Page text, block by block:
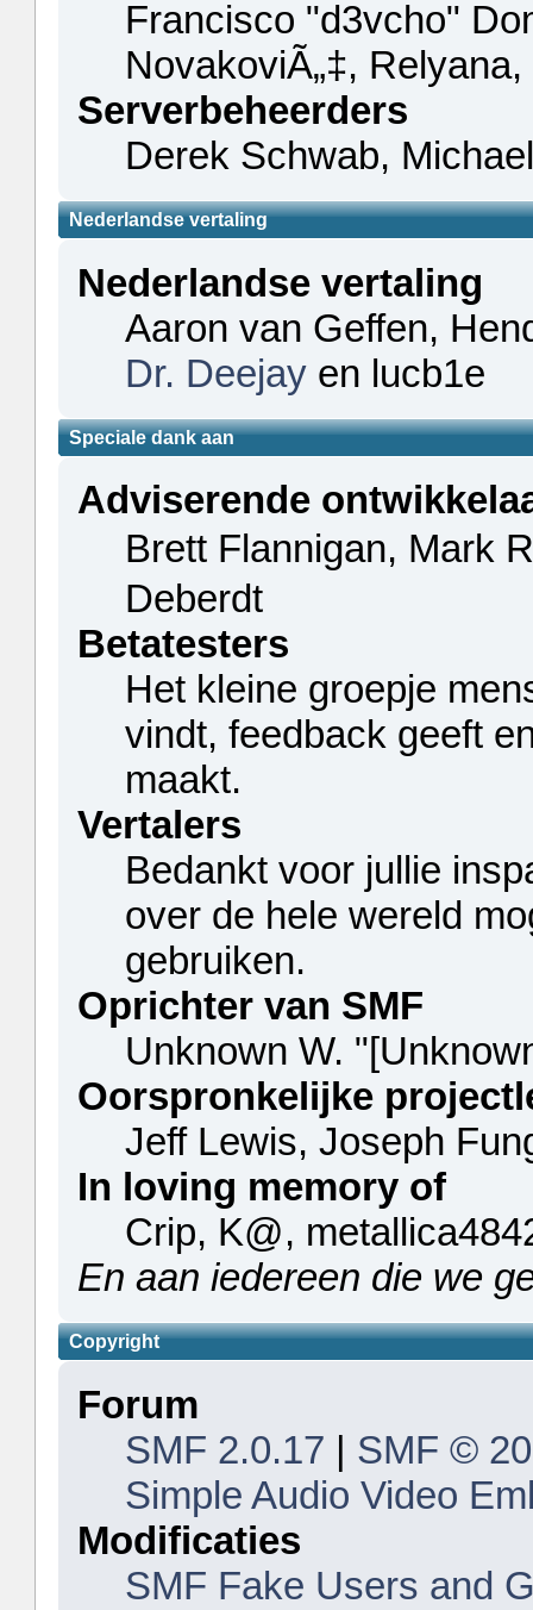
Francisco "d3vcho"
NovakoviÃ„‡,
Serverbeheerders
Derek Schwab,
Nederlandse vertaling
Nederlandse vertaling
Aaron van Geffen,
Dr. Deejay en lucb1e
Speciale dank aan
Adviserende
Brett Flannigan, Mark
Deberdt
Betatesters
Het kleine groepje
vindt, feedback geeft
maakt.
Vertalers
Bedankt voor jullie
over de hele wereld
gebruiken.
Oprichter van SMF
Unknown W.
Oorspronkelijke
Jeff Lewis, Joseph
In loving memory of
Crip, K@,
En aan iedereen die we
Copyright
Forum
SMF 2.0.17 | SMF ©
Simple Audio Video
Modificaties
SMF Fake Users and